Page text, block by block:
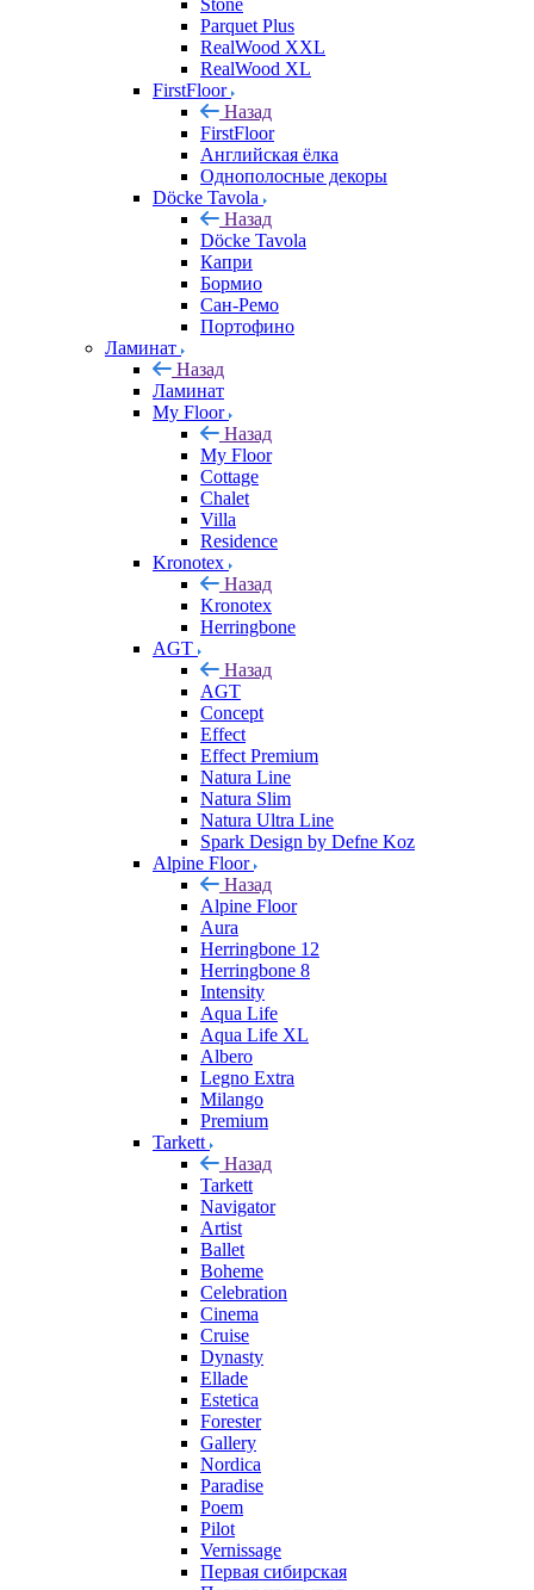
Stone
Parquet Plus
RealWood XXL
RealWood XL
FirstFloor
Назад
FirstFloor
Английская ёлка
Однополосные декоры
Döcke Tavola
Назад
Döcke Tavola
Капри
Бормио
Сан-Ремо
Портофино
Ламинат
Назад
Ламинат
My Floor
Назад
My Floor
Cottage
Chalet
Villa
Residence
Kronotex
Назад
Kronotex
Herringbone
AGT
Назад
AGT
Concept
Effect
Effect Premium
Natura Line
Natura Slim
Natura Ultra Line
Spark Design by Defne Koz
Alpine Floor
Назад
Alpine Floor
Aura
Herringbone 12
Herringbone 8
Intensity
Aqua Life
Aqua Life XL
Albero
Legno Extra
Milango
Premium
Tarkett
Назад
Tarkett
Navigator
Artist
Ballet
Boheme
Celebration
Cinema
Cruise
Dynasty
Ellade
Estetica
Forester
Gallery
Nordica
Paradise
Poem
Pilot
Vernissage
Первая сибирская